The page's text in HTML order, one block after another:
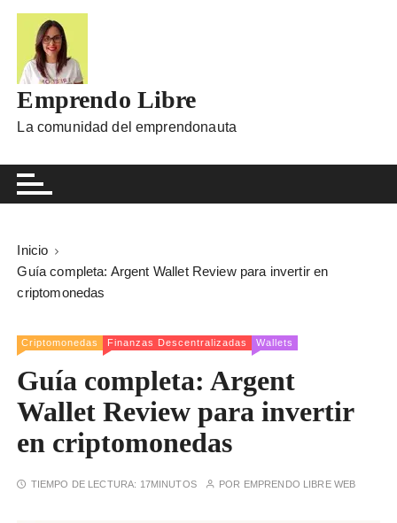
t
Emprendo Libre
La comunidad del emprendonauta
Inicio
Guía completa: Argent Wallet Review para invertir en
criptomonedas
Criptomonedas Finanzas Descentralizadas Wallets
Guía completa: Argent
Wallet Review para invertir
en criptomonedas
TIEMPO DE LECTURA: 17MINUTOS POR EMPRENDO LIBRE WEB